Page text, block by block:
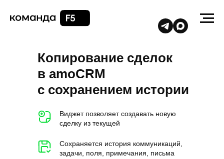
Копирование сделок
в amoCRM
с сохранением истории
Виджет позволяет создавать новую
сделку из текущей
Сохраняется история коммуникаций,
задачи, поля, примечания, письма